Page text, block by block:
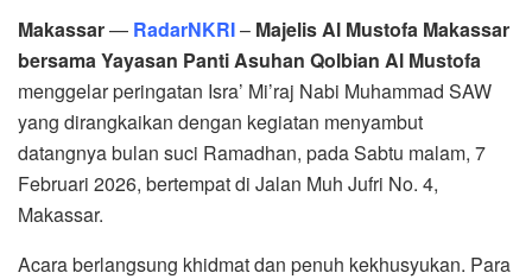
Makassar— RadarNKRI– Majelis Al Mustofa Makassar
bersama Yayasan Panti Asuhan Qolbian Al Mustofa
menggelar peringatan Isra’ Mi’raj Nabi Muhammad SAW
yang dirangkaikan dengan kegiatan menyambut
datangnya bulan suci Ramadhan, pada Sabtu malam, 7
Februari 2026, bertempat di Jalan Muh Jufri No. 4,
Makassar.
Acara berlangsung khidmat dan penuh kekhusyukan. Para